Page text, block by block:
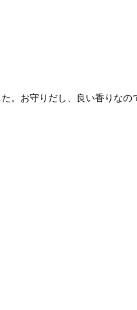
。お守りだし、良い香りなの